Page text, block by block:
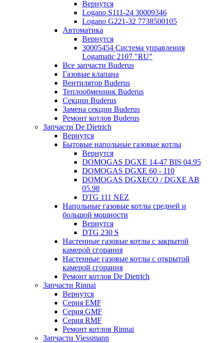
Вернутся
Logano S111-24 30009346
Logano G221-32 7738500105
Автоматика
Вернутся
30005454 Система управления
Logamatic 2107 "RU"
Все запчасти Buderus
Газовые клапана
Вентилятор Buderus
Теплообменник Buderus
Секции Buderus
Замена секции Buderus
Ремонт котлов Buderus
Запчасти De Dietrich
Вернутся
Бытовые напольные газовые котлы
Вернутся
DOMOGAS DGXE 14-47 BIS 04.95
DOMOGAS DGXE 60 - 110
DOMOGAS DGXECO / DGXE AB
05.98
DTG 111 NEZ
Напольные газовые котлы средней и
большой мощности
Вернутся
DTG 230 S
Настенные газовые котлы с закрытой
камерой сгорания
Настенные газовые котлы с открытой
камерой сгорания
Ремонт котлов Dе Dietrich
Запчасти Rinnai
Вернутся
Серия EMF
Серия GMF
Серия RMF
Ремонт котлов Rinnai
Запчасти Viessmann